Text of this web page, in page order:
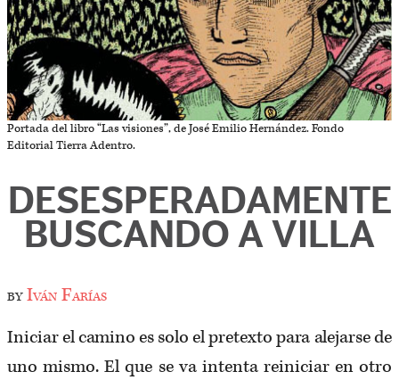
Portada del libro “Las visiones”, de José Emilio Hernández. Fondo
Editorial Tierra Adentro.
DESESPERADAMENTE
BUSCANDO A VILLA
byIván Farías
Iniciar el camino es solo el pretexto para alejarse de
uno mismo. El que se va intenta reiniciar en otro